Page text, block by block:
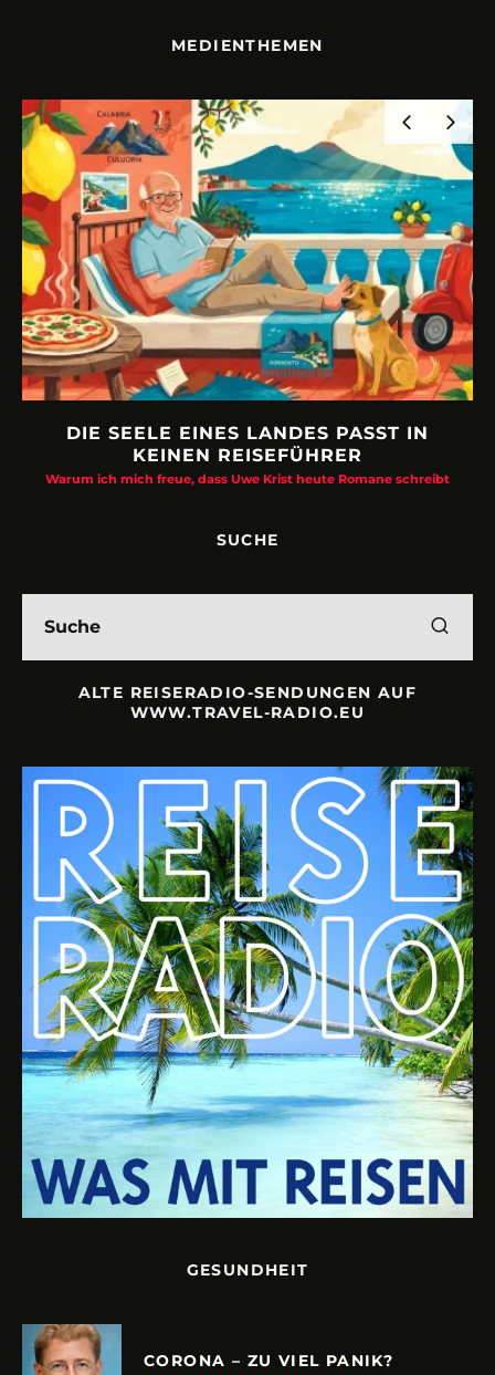
MEDIENTHEMEN
DIE SEELE EINES LANDES PASST IN
KEINEN REISEFÜHRER
Warum ich mich freue, dass Uwe Krist heute Romane schreibt
SUCHE
ALTE REISERADIO-SENDUNGEN AUF
WWW.TRAVEL-RADIO.EU
GESUNDHEIT
CORONA – ZU VIEL PANIK?